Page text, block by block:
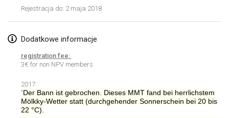
Kuratorowany przez
Lista widoku
Rejestracja do: 2 maja 2018
Dodatkowe informacje
registration fee:
3€ for non NPV members
2017:
"Der Bann ist gebrochen. Dieses MMT fand bei herrlichstem
Mölkky-Wetter statt (durchgehender Sonnerschein bei 20 bis
22 °C).
Rakovnické mölkkování
SM HalliMölkky - Finnish Championship
24 lut 2018|Finlandia
Tournoi de l'ASSER
24 lut 2018 |Francja
Wyświetlanie